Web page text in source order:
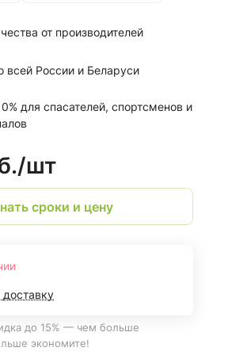
от производителей
всей России и Беларуси
для спасателей, спортсменов и
шт
сроки и цену
доставку
до 15% — чем больше
экономите!